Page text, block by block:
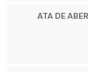
ATA DE